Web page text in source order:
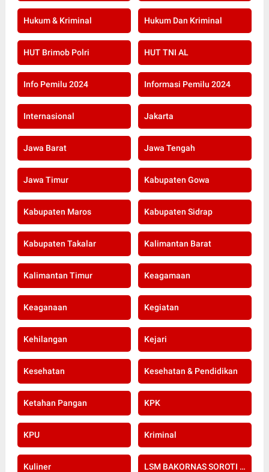
Hukum & Kriminal Hukum Dan Kriminal
HUT Brimob Polri HUT TNI AL
Info Pemilu 2024 Informasi Pemilu 2024
Internasional Jakarta
Jawa Barat Jawa Tengah
Jawa Timur Kabupaten Gowa
Kabupaten Maros Kabupaten Sidrap
Kabupaten Takalar Kalimantan Barat
Kalimantan Timur Keagamaan
Keaganaan Kegiatan
Kehilangan Kejari
Kesehatan Kesehatan & Pendidikan
Ketahan Pangan KPK
KPU Kriminal
Kuliner LSM BAKORNAS SOROTI RE-SERTIFIKASI KOMPETENSI APOTEKER YANG DI SELENGGARAKAN OLEH KOLEGIUM FARMASI